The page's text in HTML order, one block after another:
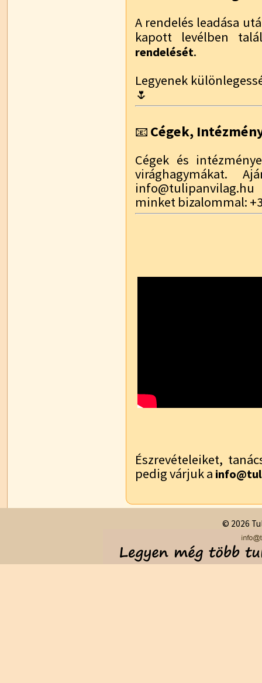
A rendelés leadása
kapott levélben
rendelését.
Legyenek
🌷
📧 Cégek,
Cégek és
virághagymákat.
minket bizalommal:
Észrevételeiket,
pedig várjuk a
© 2026